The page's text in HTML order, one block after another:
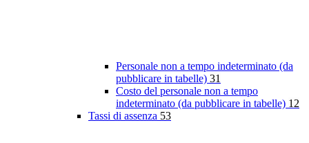
Personale non a tempo indeterminato (da
pubblicare in tabelle) 31
Costo del personale non a tempo
indeterminato (da pubblicare in tabelle) 12
Tassi di assenza 53